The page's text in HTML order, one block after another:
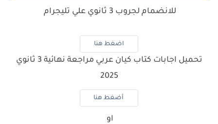
للانضمام لجروب 3 ثانوي علي تليجرام
اضغط هنا
تحميل اجابات كتاب كيان عربي مراجعة نهائية 3 ثانوي
2025
أضغط هنا
او